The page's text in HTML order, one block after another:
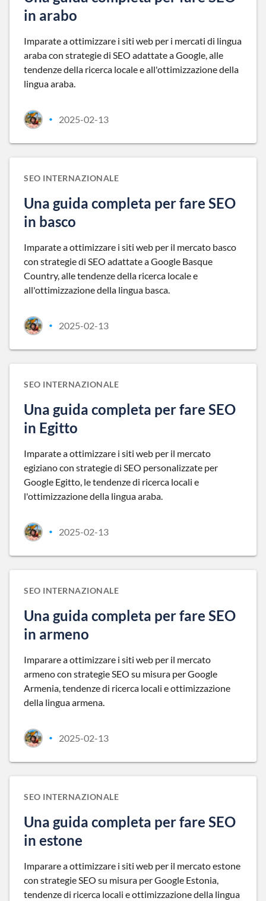
in arabo
Imparate a ottimizzare i siti web per i mercati di lingua
araba con strategie di SEO adattate a Google, alle
tendenze della ricerca locale e all'ottimizzazione della
lingua araba.
• 2025-02-13
SEO INTERNAZIONALE
Una guida completa per fare SEO
in basco
Imparate a ottimizzare i siti web per il mercato basco
con strategie di SEO adattate a Google Basque
Country, alle tendenze della ricerca locale e
all'ottimizzazione della lingua basca.
• 2025-02-13
SEO INTERNAZIONALE
Una guida completa per fare SEO
in Egitto
Imparate a ottimizzare i siti web per il mercato
egiziano con strategie di SEO personalizzate per
Google Egitto, le tendenze di ricerca locali e
l'ottimizzazione della lingua araba.
• 2025-02-13
SEO INTERNAZIONALE
Una guida completa per fare SEO
in armeno
Imparare a ottimizzare i siti web per il mercato
armeno con strategie SEO su misura per Google
Armenia, tendenze di ricerca locali e ottimizzazione
della lingua armena.
• 2025-02-13
SEO INTERNAZIONALE
Una guida completa per fare SEO
in estone
Imparare a ottimizzare i siti web per il mercato estone
con strategie SEO su misura per Google Estonia,
tendenze di ricerca locali e ottimizzazione della lingua